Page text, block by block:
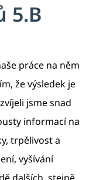
5.B
práce na něm
že výsledek je
jsme snad
informací na
trpělivost a
vyšívání